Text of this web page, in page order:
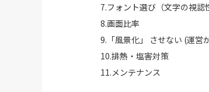
7.フォント選び（文字の視認
8.画面比率
9.「風景化」 させない (運営
10.排熱・塩害対策
11.メンテナンス